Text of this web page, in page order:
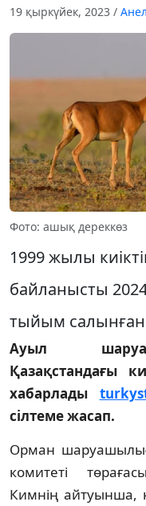
19 қыркүйек, 2023 /
Фото: ашық дереккөз
1999 жылы
байланысты
тыйым
Ауыл
Қазақстандағы
хабарлады
сілтеме жасап.
Орман
комитеті
Кимнің айтуынша,